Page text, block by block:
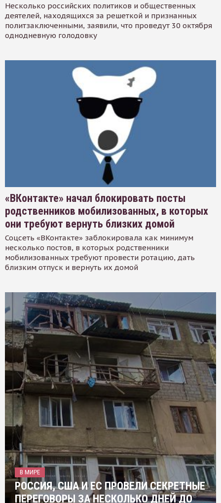
Несколько российских политиков и общественных
деятелей, находящихся за решеткой и признанных
политзаключенными, заявили, что проведут 30 октября
однодневную голодовку
«ВКонтакте» начал блокировать посты
родственников мобилизованных, в которых
они требуют вернуть близких домой
Соцсеть «ВКонтакте» заблокировала как минимум
несколько постов, в которых родственники
мобилизованных требуют провести ротацию, дать
близким отпуск и вернуть их домой
В МИРЕ
РОССИЯ, США И ЕС ПРОВЕЛИ СЕКРЕТНЫЕ
ПЕРЕГОВОРЫ ЗА НЕСКОЛЬКО ДНЕЙ ДО